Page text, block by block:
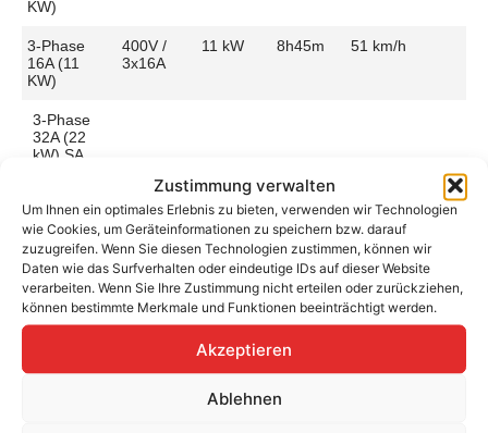
Zustimmung verwalten
Um Ihnen ein optimales Erlebnis zu bieten, verwenden wir Technologien
wie Cookies, um Geräteinformationen zu speichern bzw. darauf
zuzugreifen. Wenn Sie diesen Technologien zustimmen, können wir
Daten wie das Surfverhalten oder eindeutige IDs auf dieser Website
verarbeiten. Wenn Sie Ihre Zustimmung nicht erteilen oder zurückziehen,
können bestimmte Merkmale und Funktionen beeinträchtigt werden.
Akzeptieren
Ablehnen
KW)
3-Phase
16A (11
KW)
400V /
3x16A
11 kW 8h45m 51 km/h
3-Phase
32A (22
kW) SA
Aufladen zu Hause / am Fahrtziel
Ladeanschluss Type 2
11 kW AC
Ladezeit (0-
>490 Km)
8h45m
Ladegeschwindigkeit